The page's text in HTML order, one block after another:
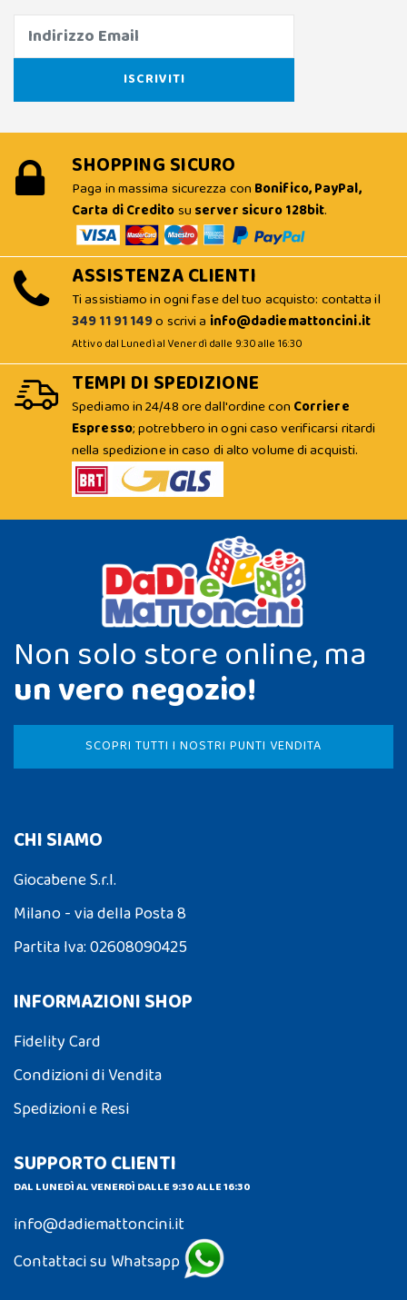
SHOPPING SICURO
Paga in massima sicurezza con Bonifico, PayPal,
Carta di Creditosu server sicuro 128bit.
ASSISTENZA CLIENTI
Ti assistiamo in ogni fase del tuo acquisto: contatta il
349 11 91 149o scrivi a info@dadiemattoncini.it
Attivo dal Lunedì al Venerdì dalle 9:30 alle 16:30
TEMPI DI SPEDIZIONE
Spediamo in 24/48 ore dall'ordine con Corriere
Espresso; potrebbero in ogni caso verificarsi ritardi
nella spedizione in caso di alto volume di acquisti.
Non solo store online, ma
un vero negozio!
SCOPRI TUTTI I NOSTRI PUNTI VENDITA
CHI SIAMO
Giocabene S.r.l.
Milano - via della Posta 8
Partita Iva: 02608090425
INFORMAZIONI SHOP
Fidelity Card
Condizioni di Vendita
Spedizioni e Resi
SUPPORTO CLIENTI
DAL LUNEDÌ AL VENERDÌ DALLE 9:30 ALLE 16:30
info@dadiemattoncini.it
Contattaci su Whatsapp